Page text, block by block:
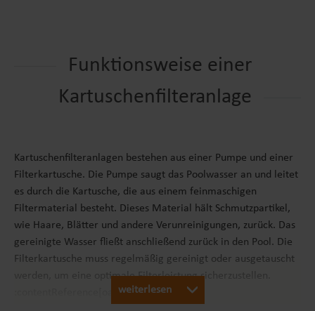
Funktionsweise einer
Kartuschenfilteranlage
Kartuschenfilteranlagen bestehen aus einer Pumpe und einer
Filterkartusche. Die Pumpe saugt das Poolwasser an und leitet
es durch die Kartusche, die aus einem feinmaschigen
Filtermaterial besteht. Dieses Material hält Schmutzpartikel,
wie Haare, Blätter und andere Verunreinigungen, zurück. Das
gereinigte Wasser fließt anschließend zurück in den Pool. Die
Filterkartusche muss regelmäßig gereinigt oder ausgetauscht
werden, um eine optimale Filterleistung sicherzustellen.
:contentReference[oaicite:0]{index=0}
weiterlesen